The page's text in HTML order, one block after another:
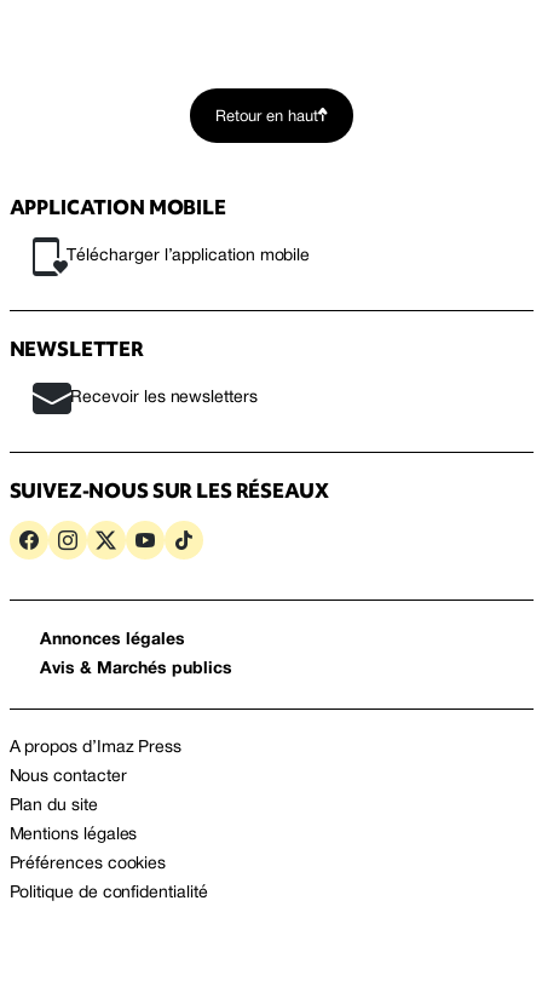
Retour en haut
APPLICATION MOBILE
Télécharger l’application mobile
NEWSLETTER
Recevoir les newsletters
SUIVEZ-NOUS SUR LES RÉSEAUX
Annonces légales
Avis & Marchés publics
A propos d’Imaz Press
Nous contacter
Plan du site
Mentions légales
Préférences cookies
Politique de confidentialité